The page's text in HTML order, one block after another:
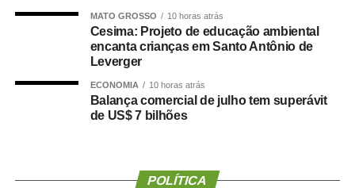
confiança depositada no Instituto Selecon e destacou a
forma como o processo foi conduzido.
“Eu, em nome do Selecon, também agradeço ao
deputado porque, de fato, fizemos um concurso histórico,
graças à oportunidade que o Juca nos deu para
presidente da instituição.
MATO GROSSO 10 horas atrás
Cesima: Projeto de educação ambiental
encanta crianças em Santo Antônio de
Leverger
ECONOMIA 10 horas atrás
Balança comercial de julho tem superávit
de US$ 7 bilhões
POLÍTICA